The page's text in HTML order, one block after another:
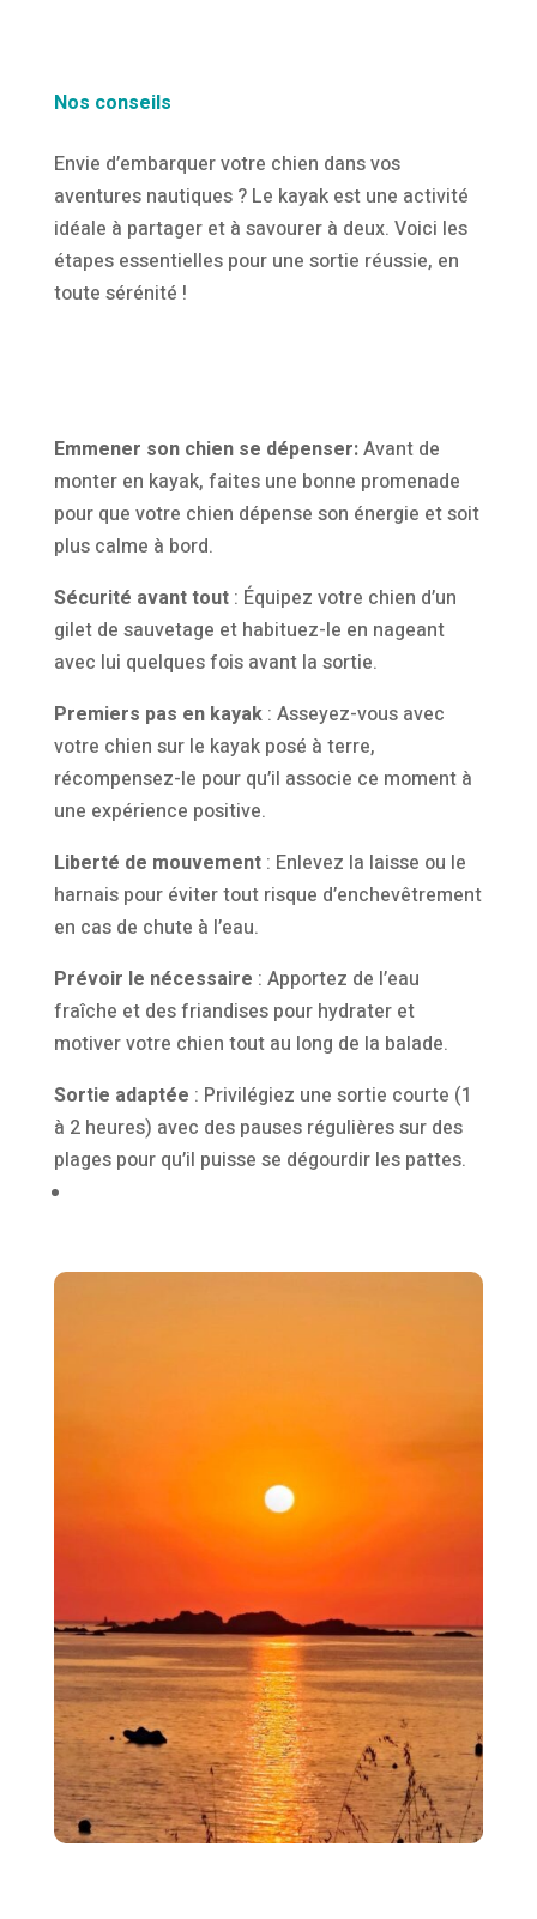
Nos conseils
Envie d’embarquer votre chien dans vos
aventures nautiques ? Le kayak est une activité
idéale à partager et à savourer à deux. Voici les
étapes essentielles pour une sortie réussie, en
toute sérénité !
Emmener son chien se dépenser:Avant de
monter en kayak, faites une bonne promenade
pour que votre chien dépense son énergie et soit
plus calme à bord.
Sécurité avant tout: Équipez votre chien d’un
gilet de sauvetage et habituez-le en nageant
avec lui quelques fois avant la sortie.
Premiers pas en kayak: Asseyez-vous avec
votre chien sur le kayak posé à terre,
récompensez-le pour qu’il associe ce moment à
une expérience positive.
Liberté de mouvement: Enlevez la laisse ou le
harnais pour éviter tout risque d’enchevêtrement
en cas de chute à l’eau.
Prévoir le nécessaire : Apportez de l’eau
fraîche et des friandises pour hydrater et
motiver votre chien tout au long de la balade.
Sortie adaptée : Privilégiez une sortie courte (1
à 2 heures) avec des pauses régulières sur des
plages pour qu’il puisse se dégourdir les pattes.